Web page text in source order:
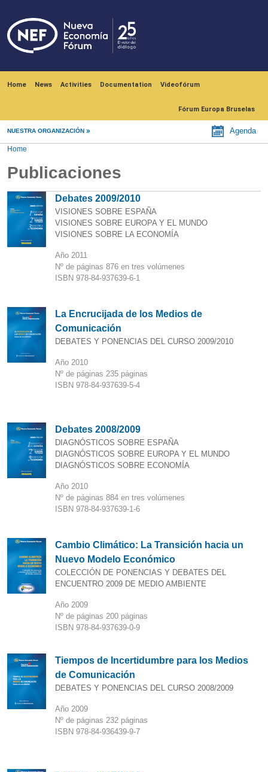
Home News Activities Documentation Videofórum
Fórum Europa Bruselas
NUESTRA ORGANIZACIÓN Agenda
Home
Publicaciones
Debates 2009/2010
VISIONES SOBRE ESPAÑA
VISIONES SOBRE EUROPA Y EL MUNDO
VISIONES SOBRE LA ECONOMÍA
Año 2011
Nº de páginas 876 en tres volúmenes
ISBN 978-84-937639-6-1
La Encrucijada de los Medios de
Comunicación
DEBATES Y PONENCIAS DEL CURSO 2009/2010
Año 2010
Nº de páginas 235 páginas
ISBN 978-84-937639-5-4
Debates 2008/2009
DIAGNÓSTICOS SOBRE ESPAÑA
DIAGNÓSTICOS SOBRE EUROPA Y EL MUNDO
DIAGNÓSTICOS SOBRE ECONOMÍA
Año 2010
Nº de páginas 884 en tres volúmenes
ISBN 978-84-937639-1-6
Cambio Climático: La Transición hacia un
Nuevo Modelo Económico
COLECCIÓN DE PONENCIAS Y DEBATES DEL
ENCUENTRO 2009 DE MEDIO AMBIENTE
Año 2009
Nº de páginas 200 páginas
ISBN 978-84-937639-0-9
Tiempos de Incertidumbre para los Medios
de Comunicación
DEBATES Y PONENCIAS DEL CURSO 2008/2009
Año 2009
Nº de páginas 232 páginas
ISBN 978-84-936439-9-7